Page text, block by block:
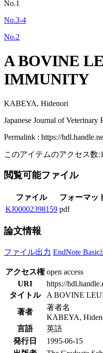
No.1
No.3-4
No.2
A BOVINE
IMMUNITY
KABEYA, Hidenori
Japanese Journal of Veterinary
Permalink : https://
このアイテムのアクセス数:
閲覧可能ファイル
ファイル フォーマッ
KJ00002398159 pdf
論文情報
ファイル出力 EndNote Basic
アクセス権 open access
URI
https://
タイトル
A BOVINE
著者
著者名
KABEYA,
言語
英語
発行日
1995-06-15